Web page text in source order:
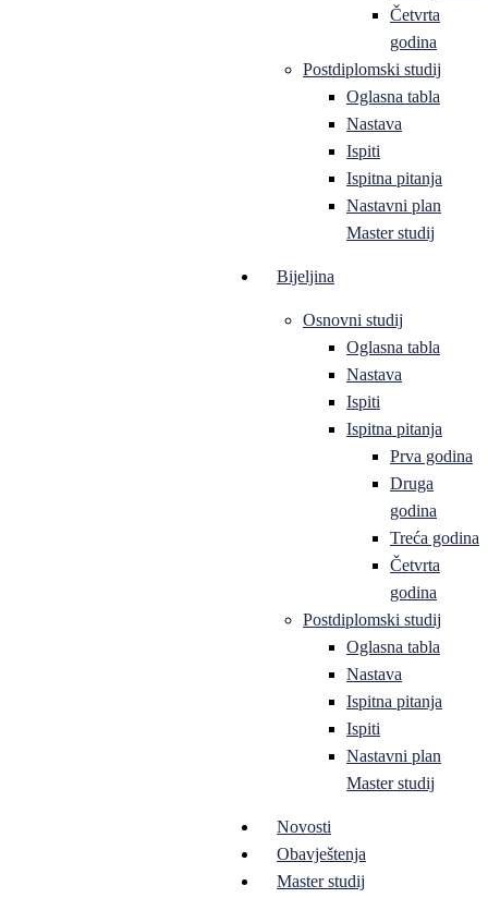
Četvrta
godina
Postdiplomski studij
Oglasna tabla
Nastava
Ispiti
Ispitna pitanja
Nastavni plan
Master studij
Bijeljina
Osnovni studij
Oglasna tabla
Nastava
Ispiti
Ispitna pitanja
Prva godina
Druga
godina
Treća godina
Četvrta
godina
Postdiplomski studij
Oglasna tabla
Nastava
Ispitna pitanja
Ispiti
Nastavni plan
Master studij
Novosti
Obavještenja
Master studij